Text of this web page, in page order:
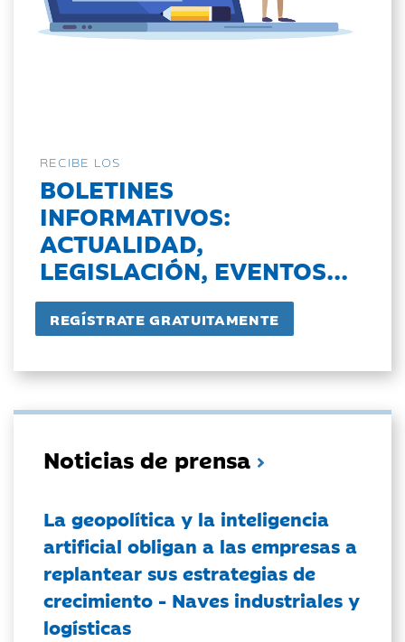
RECIBE LOS
BOLETINES
INFORMATIVOS:
ACTUALIDAD,
LEGISLACIÓN, EVENTOS...
Noticias de prensa
La geopolítica y la inteligencia
artificial obligan a las empresas a
replantear sus estrategias de
crecimiento - Naves industriales y
logísticas